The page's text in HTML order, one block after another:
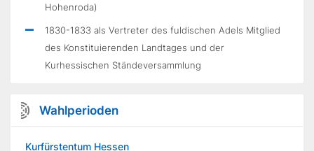
Hohenroda)
1830-1833 als Vertreter des fuldischen Adels Mitglied
des Konstituierenden Landtages und der
Kurhessischen Ständeversammlung
Wahlperioden
Kurfürstentum Hessen